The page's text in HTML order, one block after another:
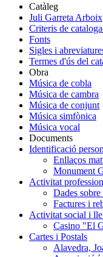
Catàleg
Juli Garreta Arboix
Criteris de
Fonts
Sigles i
Termes d'ús del
Obra
Música de cobla
Música de cambra
Música de conjunt
Música simfònica
Música vocal
Documents
Identificació
Enllaços
Monument
Activitat
Dades
Factures i
Activitat social i
Casino "El
Cartes i Postals
Alavedra,